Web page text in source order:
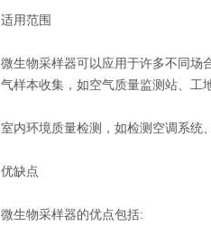
适用范围
微生物采样器可以应用于许多不同场
气样本收集，如空气质量监测站、工
室内环境质量检测，如检测空调系统
优缺点
微生物采样器的优点包括: